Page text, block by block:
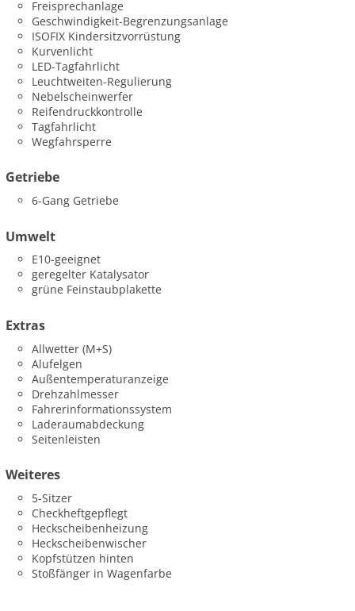
Freisprechanlage
Geschwindigkeit-Begrenzungsanlage
ISOFIX Kindersitzvorrüstung
Kurvenlicht
LED-Tagfahrlicht
Leuchtweiten-Regulierung
Nebelscheinwerfer
Reifendruckkontrolle
Tagfahrlicht
Wegfahrsperre
Getriebe
6-Gang Getriebe
Umwelt
E10-geeignet
geregelter Katalysator
grüne Feinstaubplakette
Extras
Allwetter (M+S)
Alufelgen
Außentemperaturanzeige
Drehzahlmesser
Fahrerinformationssystem
Laderaumabdeckung
Seitenleisten
Weiteres
5-Sitzer
Checkheftgepflegt
Heckscheibenheizung
Heckscheibenwischer
Kopfstützen hinten
Stoßfänger in Wagenfarbe